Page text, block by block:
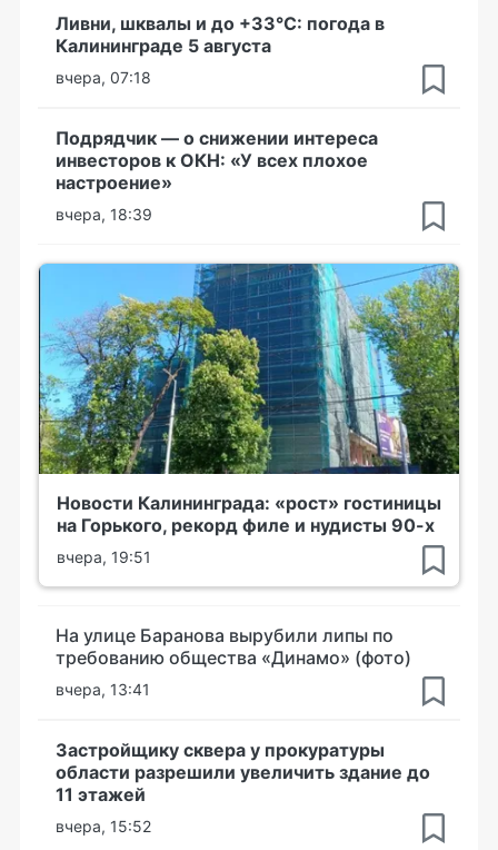
Ливни, шквалы и до +33°С: погода в
Калининграде 5 августа
вчера, 07:18
Подрядчик — о снижении интереса
инвесторов к ОКН: «У всех плохое
настроение»
вчера, 18:39
Новости Калининграда: «рост» гостиницы
на Горького, рекорд филе и нудисты 90-х
вчера, 19:51
На улице Баранова вырубили липы по
требованию общества «Динамо» (фото)
вчера, 13:41
Застройщику сквера у прокуратуры
области разрешили увеличить здание до
11 этажей
вчера, 15:52